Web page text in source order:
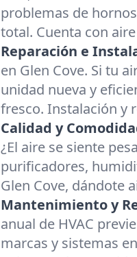
problemas de
total. Cuenta con
Reparación e
en Glen Cove. Si tu
unidad nueva y
fresco. Instalación y
Calidad y
¿El aire se siente
purificadores,
Glen Cove, dándote
Mantenimiento y
anual de HVAC
marcas y sistemas